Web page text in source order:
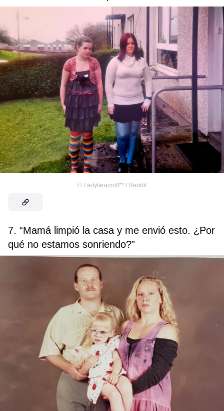
© Ladylaracroft** / Reddit
7. “Mamá limpió la casa y me envió esto. ¿Por
qué no estamos sonriendo?”